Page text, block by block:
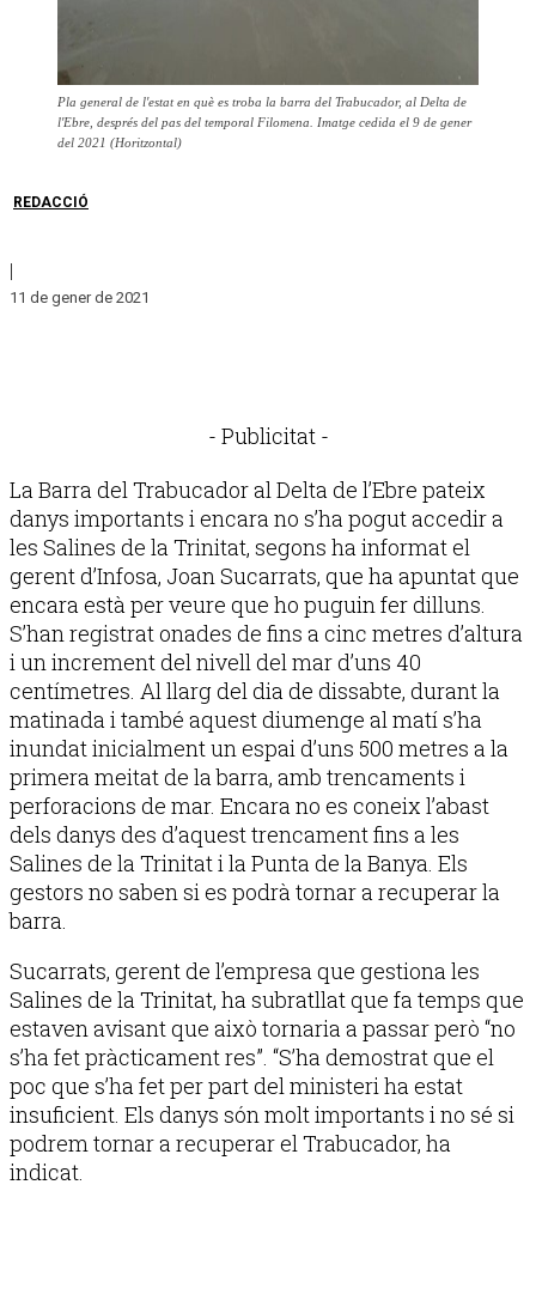
Pla general de l'estat en què es troba la barra del Trabucador, al Delta de
l'Ebre, després del pas del temporal Filomena. Imatge cedida el 9 de gener
del 2021 (Horitzontal)
REDACCIÓ
|
11 de gener de 2021
- Publicitat -
La Barra del Trabucador al Delta de l’Ebre pateix
danys importants i encara no s’ha pogut accedir a
les Salines de la Trinitat, segons ha informat el
gerent d’Infosa, Joan Sucarrats, que ha apuntat que
encara està per veure que ho puguin fer dilluns.
S’han registrat onades de fins a cinc metres d’altura
i un increment del nivell del mar d’uns 40
centímetres. Al llarg del dia de dissabte, durant la
matinada i també aquest diumenge al matí s’ha
inundat inicialment un espai d’uns 500 metres a la
primera meitat de la barra, amb trencaments i
perforacions de mar. Encara no es coneix l’abast
dels danys des d’aquest trencament fins a les
Salines de la Trinitat i la Punta de la Banya. Els
gestors no saben si es podrà tornar a recuperar la
barra.
Sucarrats, gerent de l’empresa que gestiona les
Salines de la Trinitat, ha subratllat que fa temps que
estaven avisant que això tornaria a passar però “no
s’ha fet pràcticament res”. “S’ha demostrat que el
poc que s’ha fet per part del ministeri ha estat
insuficient. Els danys són molt importants i no sé si
podrem tornar a recuperar el Trabucador, ha
indicat.